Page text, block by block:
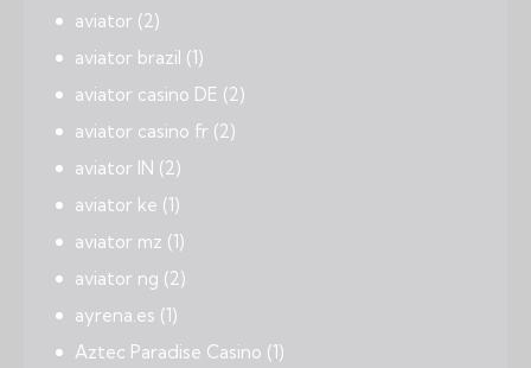
aviator (2)
aviator brazil (1)
aviator casino DE (2)
aviator casino fr (2)
aviator IN (2)
aviator ke (1)
aviator mz (1)
aviator ng (2)
ayrena.es (1)
Aztec Paradise Casino (1)